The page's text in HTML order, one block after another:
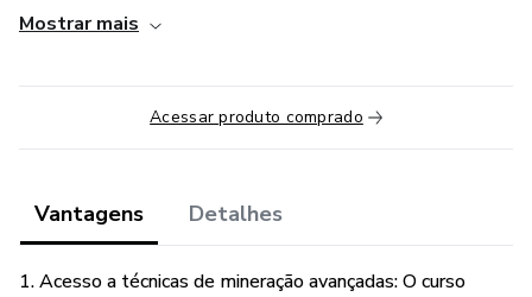
estratégias eficazes que auxiliam os vendedores a aplicar o
seu negócio.
Esse produto é comercializado com apoio da Hotmart. A
comercializados, nem avalia a tecnicidade e experiência
daqueles que os produzem. A existência de um produto e
sua aquisição, por meio da plataforma, não podem ser
Mostrar mais
Acessar produto comprado
Vantagens Detalhes
1. Acesso a técnicas de mineração avançadas: O curso